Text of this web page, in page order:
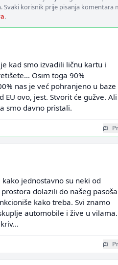
korisnik prije pisanja komentara
.
kad smo izvadili ličnu kartu i
Osim toga 90%
nas je već pohranjeno u baze
ovo, jest. Stvorit će gužve. Ali
smo davno pristali.
jednostavno su neki od
dolazili do našeg
kako treba. Svi znamo
automobile i žive u vilama.